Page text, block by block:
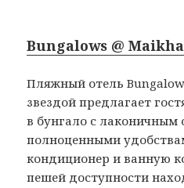
Bungalows @
Пляжный отель
звездой предлагает
в бунгало с
полноценными
кондиционер и ванную
пешей доступности